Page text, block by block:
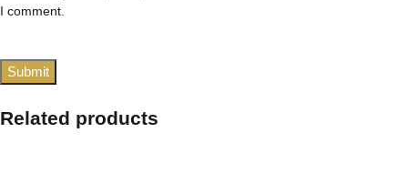
I comment.
Related products